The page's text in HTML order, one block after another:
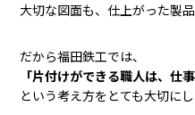
大切な図面も、仕上がった製
だから福田鉄工では、
「片付けができる職人は、仕事
という考え方をとても大切にし